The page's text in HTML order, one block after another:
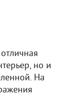
но и
На